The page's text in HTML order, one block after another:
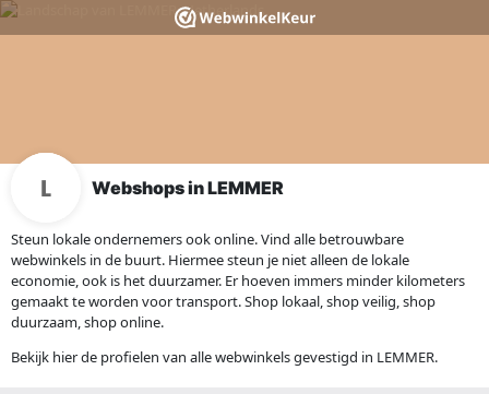
Webshops in LEMMER
Steun lokale ondernemers ook online. Vind alle betrouwbare
webwinkels in de buurt. Hiermee steun je niet alleen de lokale
economie, ook is het duurzamer. Er hoeven immers minder kilometers
gemaakt te worden voor transport. Shop lokaal, shop veilig, shop
duurzaam, shop online.
Bekijk hier de profielen van alle webwinkels gevestigd in LEMMER.